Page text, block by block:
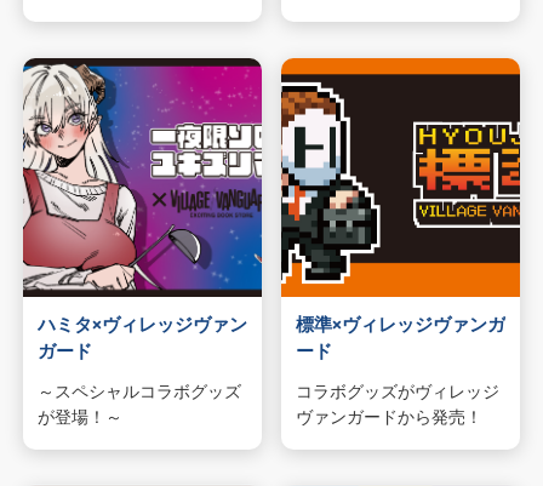
ョン！
ハミタ×ヴィレッジヴァン
ガード
～スペシャルコラボグッズ
が登場！～
標準×ヴィレッジヴァンガ
ード
コラボグッズがヴィレッジ
ヴァンガードから発売！